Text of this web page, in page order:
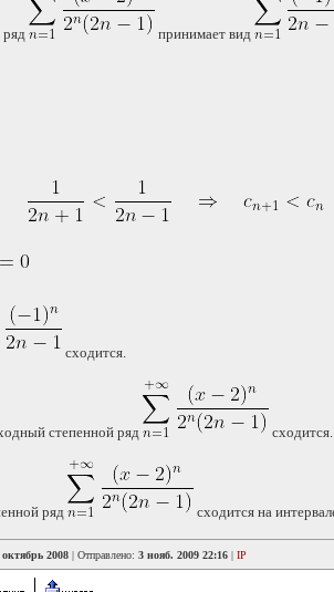
принимает вид
сходится.
степенной ряд сходится.
ряд сходится на
октябрь 2008| Отправлено: 3 нояб. 2009 22:16| IP